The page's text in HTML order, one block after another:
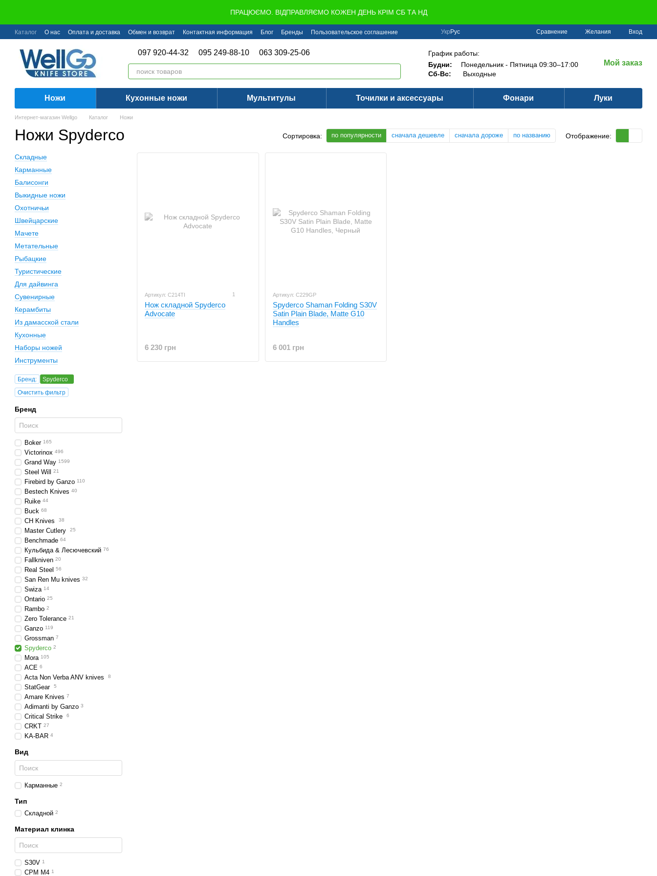
ПРАЦЮЄМО. ВІДПРАВЛЯЄМО КОЖЕН ДЕНЬ КРІМ СБ ТА НД
Каталог О нас Оплата и доставка Обмен и возврат Контактная информация Блог Бренды Пользовательское соглашение Укр Рус Сравнение Желания Вход
097 920-44-32 095 249-88-10 063 309-25-06
График работы:
Будни:
Понедельник - Пятница 09:30–17:00
Сб-Вс:
Выходные
Мой заказ
Ножи Кухонные ножи Мультитулы Точилки и аксессуары Фонари Луки
Интернет-магазин Wellgo Каталог Ножи
Ножи Spyderco Сортировка: по популярности сначала дешевле сначала дороже по названию Отображение:
Артикул: C214TI 1
Нож складной Spyderco
Advocate
6 230 грн
Артикул: C229GP
Spyderco Shaman Folding S30V
Satin Plain Blade, Matte G10
Handles
6 001 грн
Складные
Карманные
Балисонги
Выкидные ножи
Охотничьи
Швейцарские
Мачете
Метательные
Рыбацкие
Туристические
Для дайвинга
Сувенирные
Керамбиты
Из дамасской стали
Кухонные
Наборы ножей
Инструменты
Бренд:
Spyderco
Очистить фильтр
Бренд
Boker 165
Victorinox 496
Grand Way 1599
Steel Will 21
Firebird by Ganzo 110
Bestech Knives 40
Ruike 44
Buck 68
CH Knives 38
Master Cutlery 25
Benchmade 64
Кульбида & Лесючевский 76
Fallkniven 20
Real Steel 56
San Ren Mu knives 32
Swiza 14
Ontario 25
Rambo 2
Zero Tolerance 21
Ganzo 119
Grossman 7
Spyderco 2
Mora 105
ACE 6
Acta Non Verba ANV knives 8
StatGear 5
Amare Knives 7
Adimanti by Ganzo 3
Critical Strike 6
CRKT 27
KA-BAR 4
Вид
Карманные 2
Тип
Складной 2
Материал клинка
S30V 1
CPM M4 1